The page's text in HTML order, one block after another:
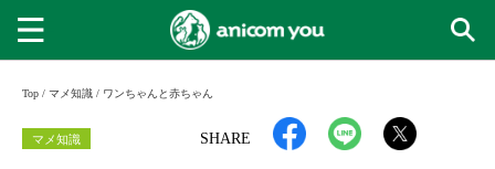
Top / マメ知識 / ワンちゃんと赤ちゃん
SHARE
マメ知識